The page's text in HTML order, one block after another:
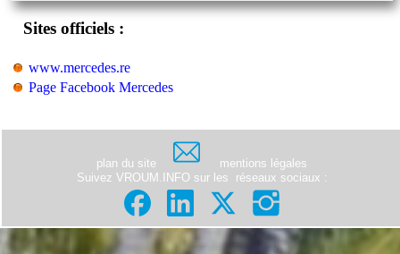
Sites officiels :
www.mercedes.re
Page Facebook Mercedes
plan du site
mentions légales
Suivez VROUM.INFO sur les
réseaux sociaux :